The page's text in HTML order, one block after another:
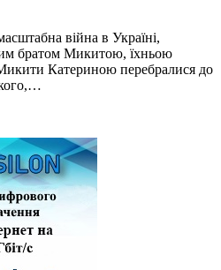
війна в Україні,
братом Микитою, їхньою
Катериною перебралися до